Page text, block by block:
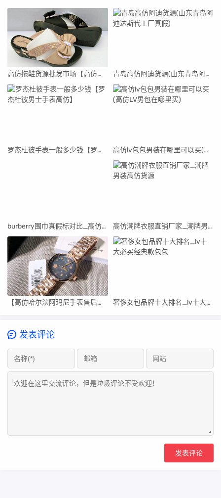
高仿拖鞋货源批发市场【高仿拖鞋货源批发市场在哪里】 青岛高仿阿迪货源(山东青岛阿迪达斯代工厂真假)
罗杰杜彼手表一般多少钱【罗杰杜彼男士手表高仿】 高仿lv包包男装在哪里可以买(高仿LV男包在哪里买)
burberry围巾真假标对比_高仿burberry围巾 高仿潮牌衣服直销厂家_潮牌男装高仿货源
【高仿哈尔滨阿玛尼手表售后维修中心】 奢侈女包品牌十大排名_lv十大必买经典款包包
发表评论